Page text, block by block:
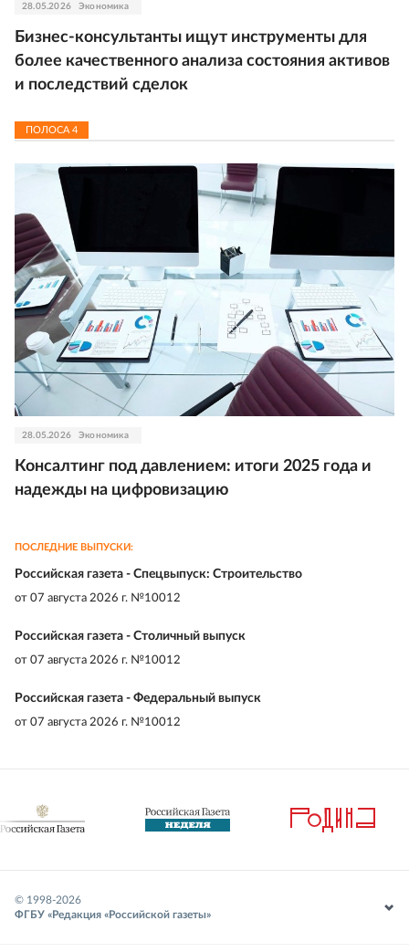
28.05.2026 Экономика
Бизнес-консультанты ищут инструменты для
более качественного анализа состояния активов
и последствий сделок
ПОЛОСА 4
28.05.2026 Экономика
Консалтинг под давлением: итоги 2025 года и
надежды на цифровизацию
ПОСЛЕДНИЕ ВЫПУСКИ:
Российская газета - Спецвыпуск: Строительство
от 07 августа 2026 г. №10012
Российская газета - Столичный выпуск
от 07 августа 2026 г. №10012
Российская газета - Федеральный выпуск
от 07 августа 2026 г. №10012
© 1998-2026
ФГБУ «Редакция «Российской газеты»